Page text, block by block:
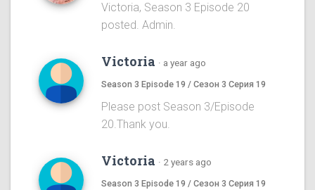
Victoria, Season 3 Episode 20
posted. Admin.
Victoria · a year ago
Season 3 Episode 19 / Сезон 3 Серия 19
Please post Season 3/Episode
20.Thank you.
Victoria · 2 years ago
Season 3 Episode 19 / Сезон 3 Серия 19